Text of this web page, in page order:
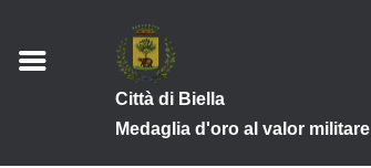
Città di Biella
Medaglia d'oro al valor militare